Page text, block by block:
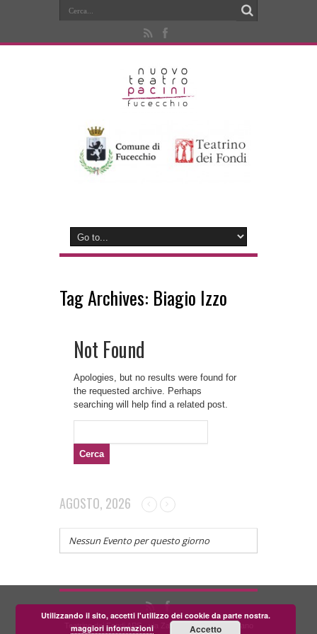
Tag Archives: Biagio Izzo
Not Found
Apologies, but no results were found for
the requested archive. Perhaps
searching will help find a related post.
AGOSTO, 2026
Nessun Evento per questo giorno
Teatrino dei Fondi APS - via Zara, 58 56024 Corazzano
Utilizzando il sito, accetti l'utilizzo dei cookie da parte nostra.
maggiori informazioni
Accetto